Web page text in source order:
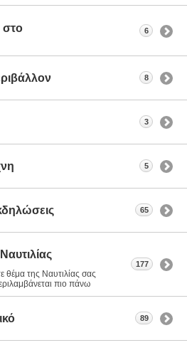
στο
6
8
3
5
65
θέμα της Ναυτιλίας σας
πιο πάνω
177
89